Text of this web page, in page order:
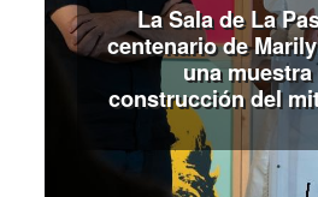
La Sala de La
centenario de
una
construcción del